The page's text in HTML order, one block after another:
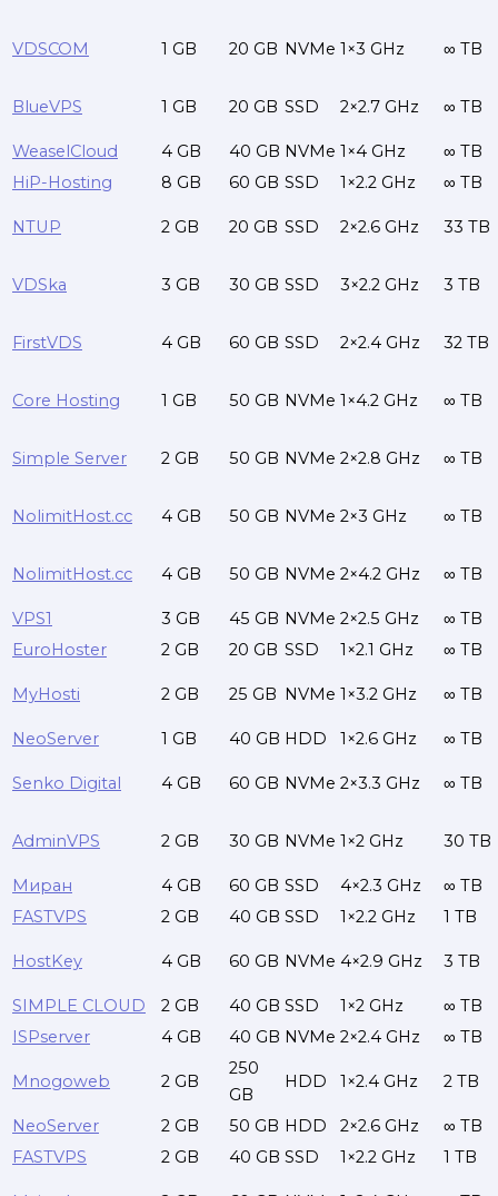
VDSCOM 1 GB 20 GB NVMe 1×3 GHz ∞ TB
BlueVPS 1 GB 20 GB SSD 2×2.7 GHz ∞ TB
WeaselCloud 4 GB 40 GB NVMe 1×4 GHz
∞ TB
HiP-Hosting
8 GB 60 GB SSD 1×2.2 GHz ∞ TB
NTUP 2 GB 20 GB SSD 2×2.6 GHz 33 TB
VDSka 3 GB 30 GB SSD 3×2.2 GHz 3 TB
FirstVDS 4 GB 60 GB SSD 2×2.4 GHz 32 TB
Core Hosting 1 GB 50 GB NVMe 1×4.2 GHz ∞ TB
Simple Server 2 GB 50 GB NVMe 2×2.8 GHz ∞ TB
NolimitHost.cc 4 GB 50 GB NVMe 2×3 GHz ∞ TB
NolimitHost.cc 4 GB 50 GB NVMe 2×4.2 GHz ∞ TB
VPS1 3 GB 45 GB NVMe 2×2.5 GHz
∞ TB
EuroHoster
2 GB 20 GB SSD 1×2.1 GHz ∞ TB
MyHosti 2 GB 25 GB NVMe 1×3.2 GHz ∞ TB
NeoServer 1 GB 40 GB HDD 1×2.6 GHz ∞ TB
Senko Digital 4 GB 60 GB NVMe 2×3.3 GHz ∞ TB
AdminVPS 2 GB 30 GB NVMe 1×2 GHz 30 TB
Миран 4 GB 60 GB SSD 4×2.3 GHz
∞ TB
FASTVPS
2 GB 40 GB SSD 1×2.2 GHz 1 TB
HostKey 4 GB 60 GB NVMe 4×2.9 GHz 3 TB
SIMPLE CLOUD 2 GB 40 GB SSD 1×2 GHz
∞ TB
ISPserver
4 GB 40 GB NVMe 2×2.4 GHz ∞ TB
Mnogoweb 2 GB
250
GB
HDD 1×2.4 GHz 2 TB
NeoServer 2 GB 50 GB HDD 2×2.6 GHz
∞ TB
FASTVPS
2 GB 40 GB SSD 1×2.2 GHz 1 TB